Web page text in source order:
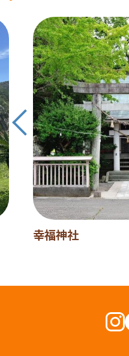
幸福神社